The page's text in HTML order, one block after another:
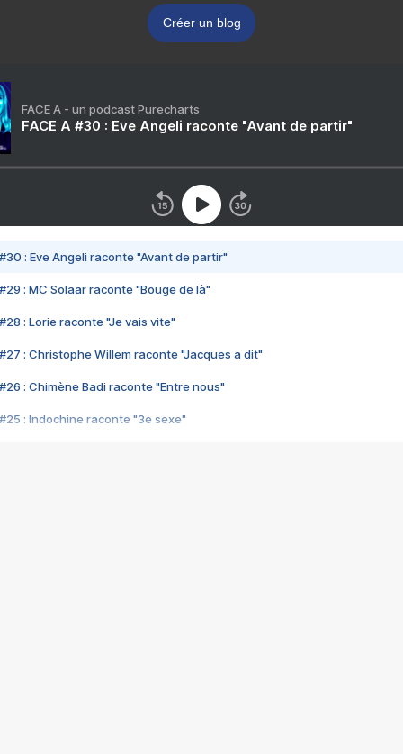
Créer un blog
FACE A - un podcast Purecharts
FACE A #30 : Eve Angeli raconte "Avant de partir"
#30 : Eve Angeli raconte "Avant de partir"
#29 : MC Solaar raconte "Bouge de là"
#28 : Lorie raconte "Je vais vite"
#27 : Christophe Willem raconte "Jacques a dit"
#26 : Chimène Badi raconte "Entre nous"
#25 : Indochine raconte "3e sexe"